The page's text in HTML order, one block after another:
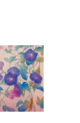
Liên hệ